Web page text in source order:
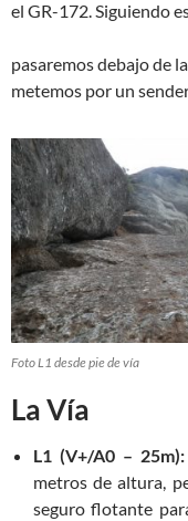
el GR-172. Siguiendo
pasaremos debajo de
metemos por un
Foto L1 desde pie de vía
La Vía
L1 (V+/A0 – 25m):
metros de altura,
seguro flotante